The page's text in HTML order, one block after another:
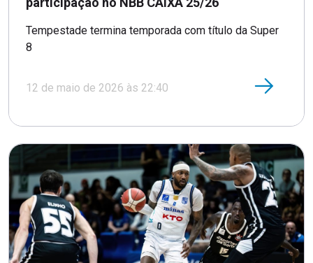
Tempestade termina temporada com título da Super
8
12 de maio de 2026 às 22:40